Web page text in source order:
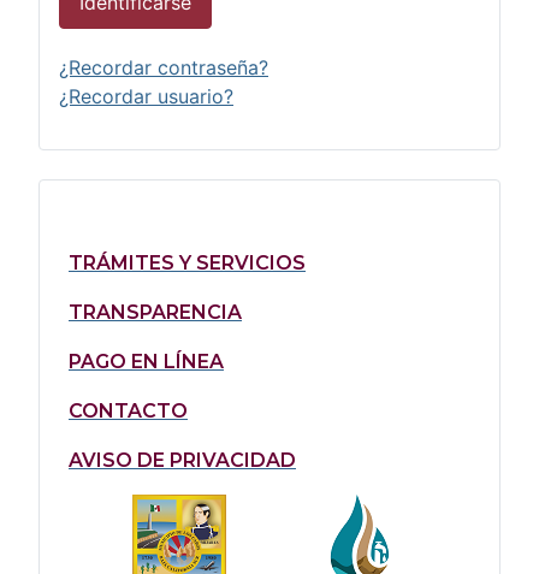
¿Recordar contraseña?
¿Recordar usuario?
TRÁMITES Y SERVICIOS
TRANSPARENCIA
PAGO EN LÍNEA
CONTACTO
AVISO DE PRIVACIDAD